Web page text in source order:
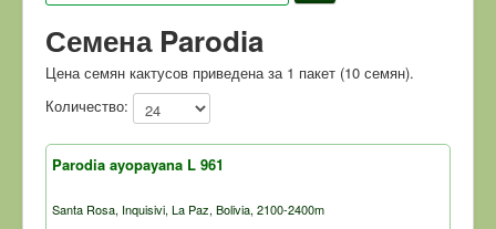
Новости
Галерея
Магазин
Оплата и доставка
Отзывы
Семена Parodia
Цена семян кактусов приведена за 1 пакет (10 семян).
Количество:
Parodia ayopayana L 961
Santa Rosa, Inquisivi, La Paz, Bolivia, 2100-2400m